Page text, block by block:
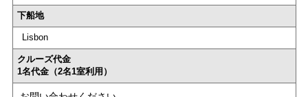
下船地
Lisbon
クルーズ代金
1名代金（2名1室利用）